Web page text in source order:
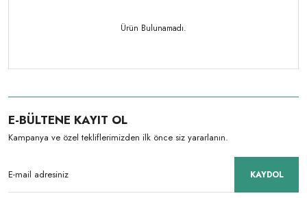
Ürün Bulunamadı.
E-BÜLTENE KAYIT OL
Kampanya ve özel tekliflerimizden ilk önce siz yararlanın.
KAYDOL